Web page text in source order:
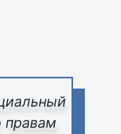
правам